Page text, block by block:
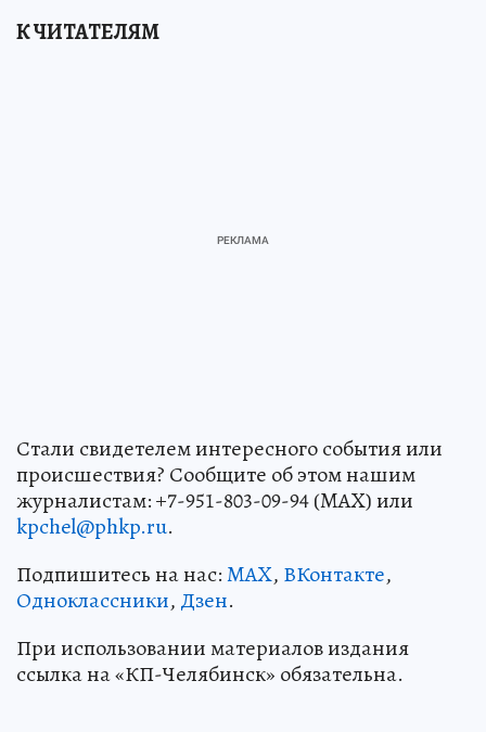
К ЧИТАТЕЛЯМ
Стали свидетелем интересного события или
происшествия? Сообщите об этом нашим
журналистам: +7-951-803-09-94 (MAX) или
kpchel@phkp.ru.
Подпишитесь на нас:MAX, ВКонтакте,
Одноклассники, Дзен.
При использовании материалов издания
ссылка на «КП-Челябинск» обязательна.